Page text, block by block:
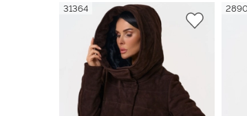
31364